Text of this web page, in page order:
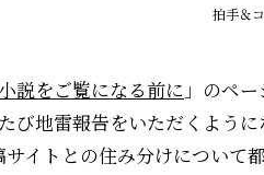
拍手＆
説をご覧になる前に 」のペ
び地雷報告をいただくよう
イトとの住み分けについて